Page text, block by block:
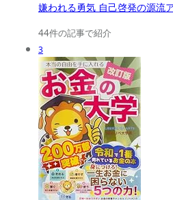
嫌われる勇気 自己啓発の源流
44件の記事で紹介
3